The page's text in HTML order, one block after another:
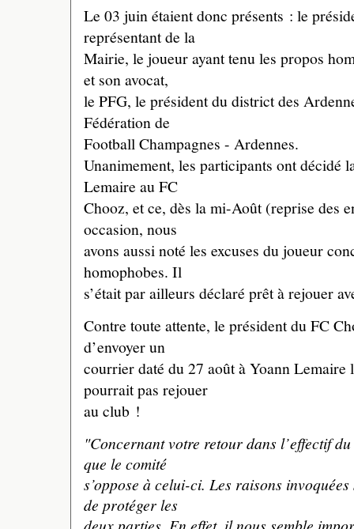
Le 03 juin étaient donc présents : le
représentant de la
Mairie, le joueur ayant tenu les propos
et son avocat,
le PFG, le président du district des
Fédération de
Football Champagnes - Ardennes.
Unanimement, les participants ont décidé
Lemaire au FC
Chooz, et ce, dès la mi-Août (reprise des
occasion, nous
avons aussi noté les excuses du joueur
homophobes. Il
s’était par ailleurs déclaré prêt à rejouer
Contre toute attente, le président du FC
d’envoyer un
courrier daté du 27 août à Yoann Lemaire
pourrait pas rejouer
au club !
"Concernant votre retour dans l’effectif
que le comité
s’oppose à celui-ci. Les raisons
de protéger les